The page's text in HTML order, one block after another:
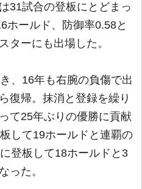
31試合の登板にとどまっ
ホールド、防御率0.58と
ターにも出場した。
、16年も右腕の負傷で出
復帰。抹消と登録を繰り
て25年ぶりの優勝に貢献
して19ホールドと連覇の
登板して18ホールドと3
った。